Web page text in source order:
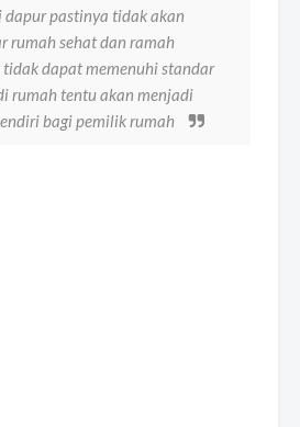
dapur pastinya tidak akan
rumah sehat dan ramah
tidak dapat memenuhi standar
rumah tentu akan menjadi
bagi pemilik rumah